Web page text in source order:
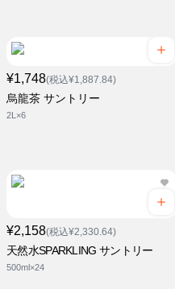
¥1,748(税込¥1,887.84)
烏龍茶 サントリー
2L×6
¥2,158(税込¥2,330.64)
天然水SPARKLING サントリー
500ml×24